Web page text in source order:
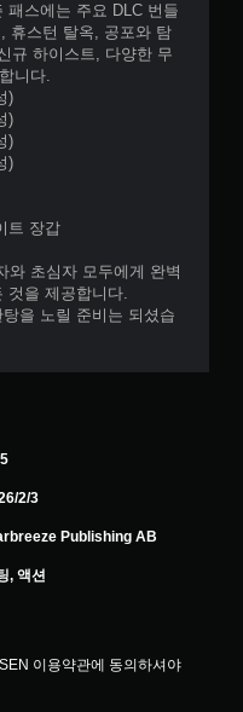
스에는 주요 DLC 번들
휴스턴 탈옥, 공포와 탐
규 하이스트, 다양한 무
니다.
)
)
)
)
트 장갑
와 초심자 모두에게 완벽
것을 제공합니다.
을 노릴 준비는 되셨습
2/3
Publishing AB
, 액션
이용약관에 동의하셔야